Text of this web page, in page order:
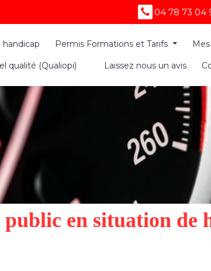
04 78 73 04
handicap Permis Formations et Tarifs
qualité (Qualiopi) Laissez nous un avis
public en situation de